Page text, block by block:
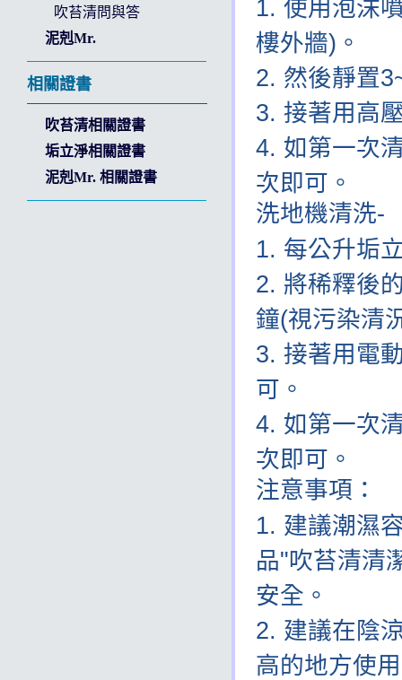
吹苔清問與答
泥剋Mr.
相關證書
吹苔清相關證書
垢立淨相關證書
泥剋Mr. 相關證書
使用泡沫
樓外牆)。
然後靜置
接著用高
如第一次
次即可。
洗地機清洗-
每公升垢
將稀釋後
鐘(視污染清
接著用電
可。
如第一次
次即可。
注意事項：
建議潮濕
品"吹苔清清
安全。
建議在陰
高的地方使